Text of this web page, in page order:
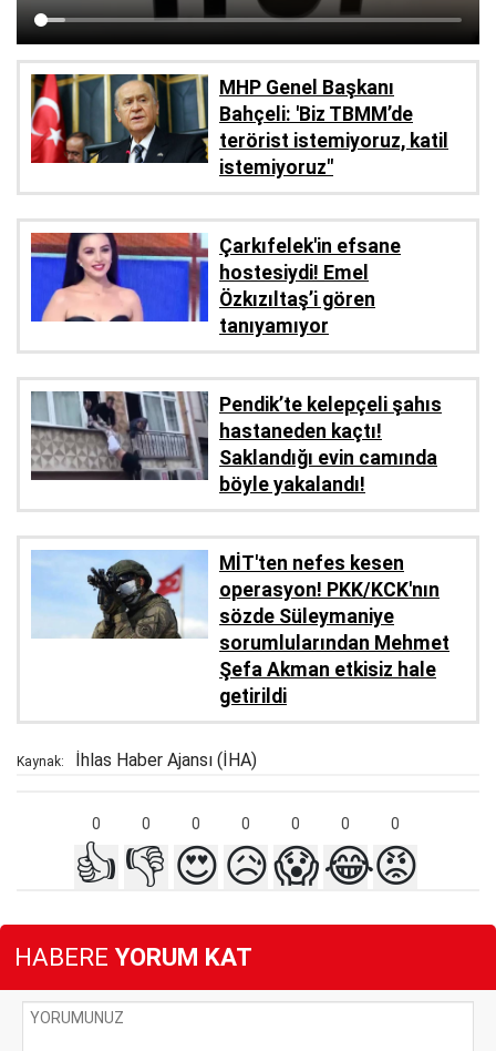
MHP Genel Başkanı
Bahçeli: 'Biz TBMM’de
terörist istemiyoruz, katil
istemiyoruz"
Çarkıfelek'in efsane
hostesiydi! Emel
Özkızıltaş’i gören
tanıyamıyor
Pendik’te kelepçeli şahıs
hastaneden kaçtı!
Saklandığı evin camında
böyle yakalandı!
MİT'ten nefes kesen
operasyon! PKK/KCK'nın
sözde Süleymaniye
sorumlularından Mehmet
Şefa Akman etkisiz hale
getirildi
Kaynak: İhlas Haber Ajansı (İHA)
0 0 0 0 0 0 0
👍 👎 😍😥😱😂😡
HABERE YORUM KAT